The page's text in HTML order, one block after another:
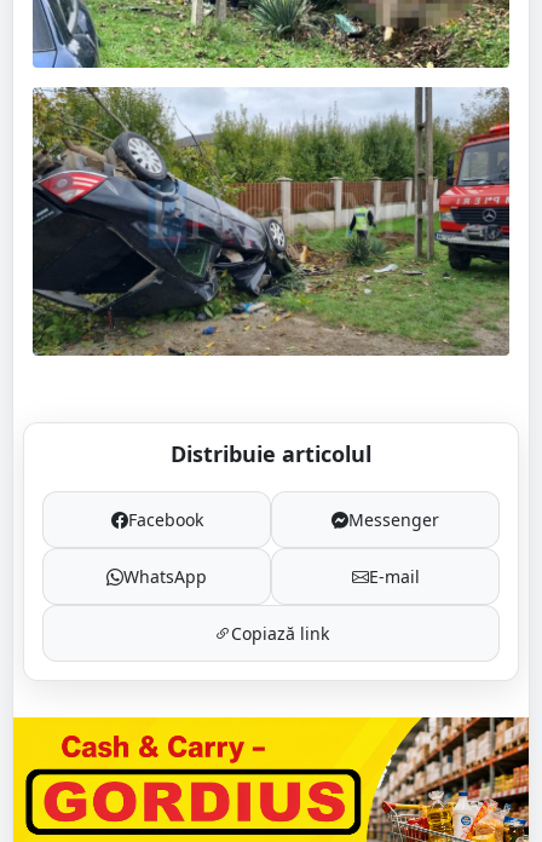
Distribuie articolul
Facebook Messenger
WhatsApp E-mail
Copiază link